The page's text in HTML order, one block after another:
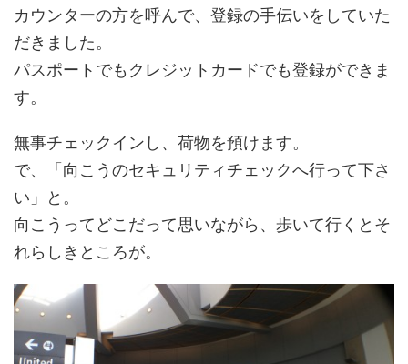
カウンターの方を呼んで、登録の手伝いをしていた
だきました。
パスポートでもクレジットカードでも登録ができま
す。
無事チェックインし、荷物を預けます。
で、「向こうのセキュリティチェックへ行って下さ
い」と。
向こうってどこだって思いながら、歩いて行くとそ
れらしきところが。